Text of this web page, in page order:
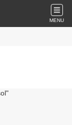
MENU